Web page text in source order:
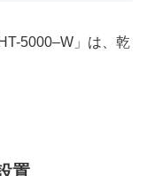
5000–W」は、乾
置